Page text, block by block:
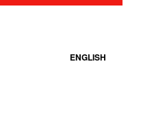
ENGLISH